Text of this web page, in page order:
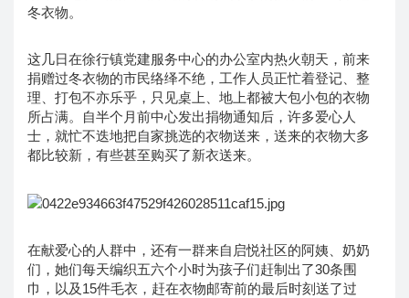
冬衣物。
这几日在徐行镇党建服务中心的办公室内热火朝天，前来
捐赠过冬衣物的市民络绎不绝，工作人员正忙着登记、整
理、打包不亦乐乎，只见桌上、地上都被大包小包的衣物
所占满。自半个月前中心发出捐物通知后，许多爱心人
士，就忙不迭地把自家挑选的衣物送来，送来的衣物大多
都比较新，有些甚至购买了新衣送来。
在献爱心的人群中，还有一群来自启悦社区的阿姨、奶奶
们，她们每天编织五六个小时为孩子们赶制出了30条围
巾，以及15件毛衣，赶在衣物邮寄前的最后时刻送了过